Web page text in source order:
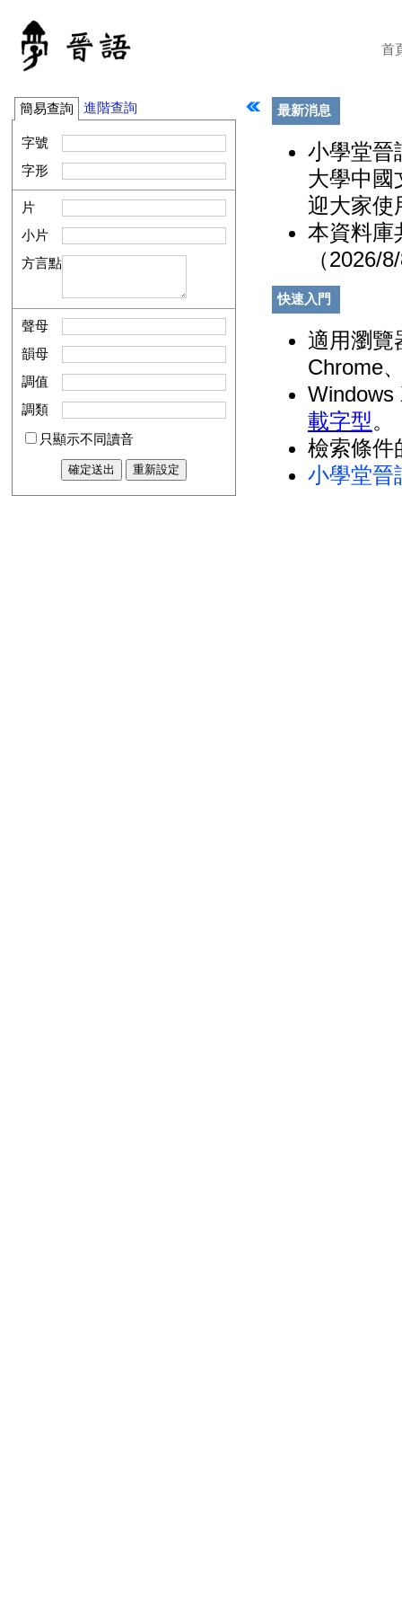
首
簡易查詢 進階查詢
字號
字形
片
小片
方言點
聲母
韻母
調值
調類
只顯示不同讀音
最新消息
小學堂晉
大學中國
迎大家使
本資料庫
（2026/
快速入門
適用瀏覽
Chrome
Windows
載字型。
檢索條件
小學堂晉